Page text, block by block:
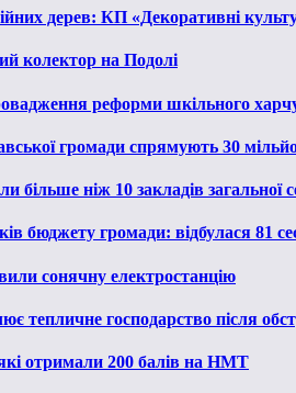
дерев: КП «Декоративні
колектор на Подолі
реформи шкільного
громади спрямують 30
ніж 10 закладів загальної
бюджету громади: відбулася 81
сонячну електростанцію
тепличне господарство після
отримали 200 балів на НМТ